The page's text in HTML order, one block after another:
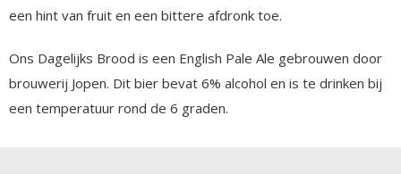
een hint van fruit en een bittere afdronk toe.
Ons Dagelijks Brood is een English Pale Ale gebrouwen door
brouwerij Jopen. Dit bier bevat 6% alcohol en is te drinken bij
een temperatuur rond de 6 graden.